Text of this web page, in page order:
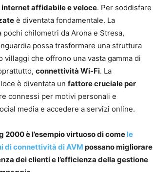
internet affidabile e veloce. Per soddisfare
è diventata fondamentale. La
pochi chilometri da Arona e Stresa,
possa trasformare una struttura
che offrono una vasta gamma di
connettività Wi-Fi. La
è diventata un fattore cruciale per
connessi per motivi personali e
media e accedere a servizi online.
2000 è l’esempio virtuoso di come le
di connettività di AVM possano migliorare
dei clienti e l’efficienza della gestione